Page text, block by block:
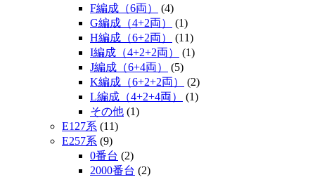
F編成（6両）
(4)
G編成（4+2両）
(1)
H編成（6+2両）
(11)
I編成（4+2+2両）
(1)
J編成（6+4両）
(5)
K編成（6+2+2両）
(2)
L編成（4+2+4両）
(1)
その他 (1)
E127系 (11)
E257系 (9)
0番台 (2)
2000番台 (2)